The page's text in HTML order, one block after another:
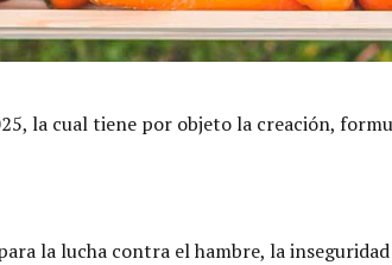
la cual tiene por objeto la creación,
la lucha contra el hambre, la